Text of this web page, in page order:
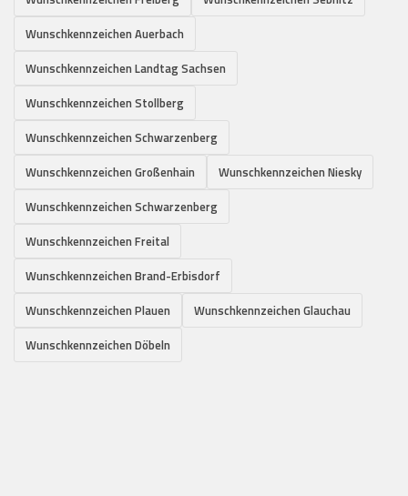
Wunschkennzeichen Auerbach
Wunschkennzeichen Landtag Sachsen
Wunschkennzeichen Stollberg
Wunschkennzeichen Schwarzenberg
Wunschkennzeichen Großenhain
Wunschkennzeichen Niesky
Wunschkennzeichen Schwarzenberg
Wunschkennzeichen Freital
Wunschkennzeichen Brand-Erbisdorf
Wunschkennzeichen Plauen
Wunschkennzeichen Glauchau
Wunschkennzeichen Döbeln